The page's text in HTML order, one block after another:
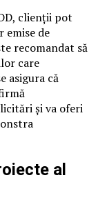
clienții pot
de
recomandat să
care
asigura că
și va oferi
al